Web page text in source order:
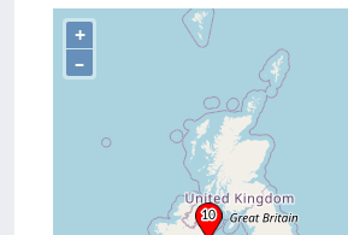
+
–